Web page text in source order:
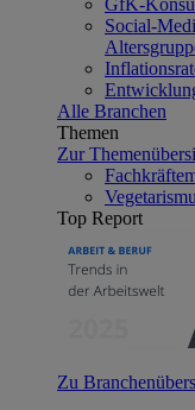
Social-
Alle Branchen
Themen
Zur
Top Report
Zu